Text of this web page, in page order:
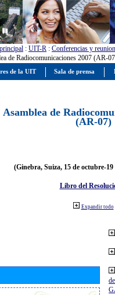
: UIT-R : Conferencias y
de Radiocomunicaciones 2007 (AR-
Asamblea de
(AR-07)
(Ginebra, Suiza, 15 de octubre-19
Libro del
Expandir todo
de la UIT Sala de prensa